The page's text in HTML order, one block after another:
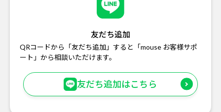
友だち追加
QRコードから「友だち追加」すると「mouse お客様サポ
ート」から相談いただけます。
友だち追加はこちら